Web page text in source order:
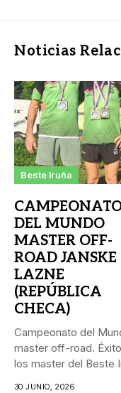
Noticias
Beste Iruña
DEL MUNDO
MASTER OFF-
ROAD JANSKE
LAZNE
(REPÚBLICA
CHECA)
Campeonato del
master off-road.
los master del Beste
30 JUNIO, 2026